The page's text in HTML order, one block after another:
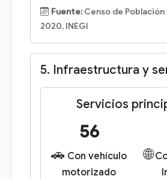
Fuente: Censo de Población
2020, INEGI
5. Infraestructura y
Servicios
56
🚗 Con vehículo
motorizado
🌐